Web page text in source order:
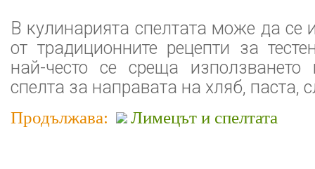
В кулинарията спелтата може да се
от традиционните рецепти за
най-често се среща
спелта за направата на хляб, паста,
Продължава: Лимецът и спелтата